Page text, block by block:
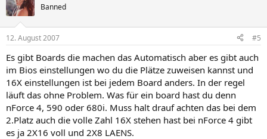
Banned
12. August 2007 #5
Es gibt Boards die machen das Automatisch aber es gibt auch
im Bios einstellungen wo du die Plätze zuweisen kannst und
16X einstellungen ist bei jedem Board anders. In der regel
läuft das ohne Problem. Was für ein board hast du denn
nForce 4, 590 oder 680i. Muss halt drauf achten das bei dem
2.Platz auch die volle Zahl 16X stehen hast bei nForce 4 gibt
es ja 2X16 voll und 2X8 LAENS.